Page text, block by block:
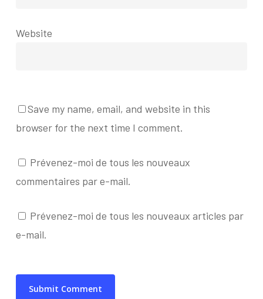
Website
Save my name, email, and website in this
browser for the next time I comment.
Prévenez-moi de tous les nouveaux
commentaires par e-mail.
Prévenez-moi de tous les nouveaux articles par
e-mail.